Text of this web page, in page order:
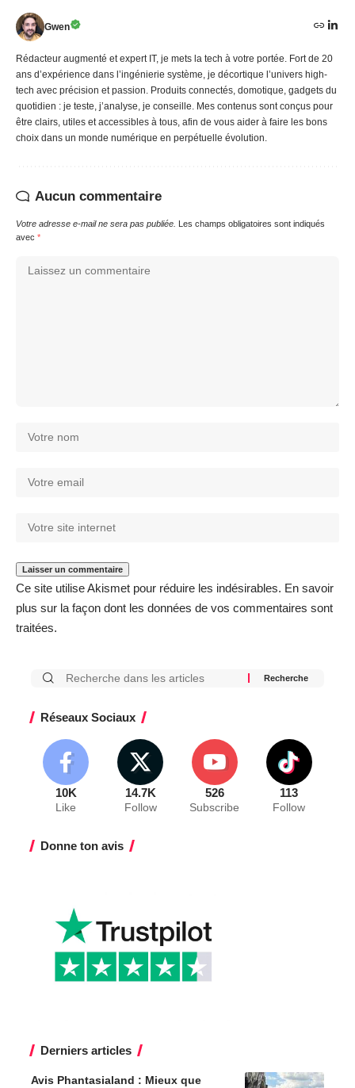
Gwen
Rédacteur augmenté et expert IT, je mets la tech à votre portée. Fort de 20
ans d’expérience dans l’ingénierie système, je décortique l’univers high-
tech avec précision et passion. Produits connectés, domotique, gadgets du
quotidien : je teste, j’analyse, je conseille. Mes contenus sont conçus pour
être clairs, utiles et accessibles à tous, afin de vous aider à faire les bons
choix dans un monde numérique en perpétuelle évolution.
Aucun commentaire
Votre adresse e-mail ne sera pas publiée. Les champs obligatoires sont indiqués
avec *
Ce site utilise Akismet pour réduire les indésirables. En savoir
plus sur la façon dont les données de vos commentaires sont
traitées.
Réseaux Sociaux
10K
Like
14.7K
Follow
526
Subscribe
113
Follow
Donne ton avis
Derniers articles
Avis Phantasialand : Mieux que